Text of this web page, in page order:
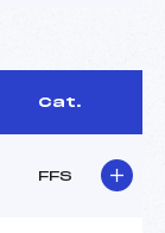
Cat.
FFS